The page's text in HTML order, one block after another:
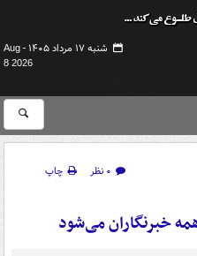
شنبه ۱۷ مرداد ۱۴۰۵ -
Aug
8 2026
۰ نظر
چاپ